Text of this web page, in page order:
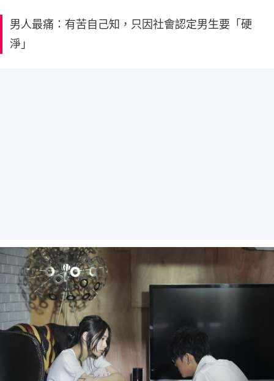
男人最痛：有苦自己知，只因社會認定男生要「硬
淨」